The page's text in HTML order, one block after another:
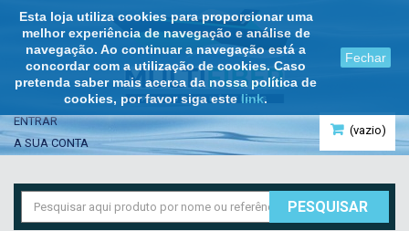
Esta loja utiliza cookies para proporcionar uma
melhor experiência de navegação e análise de
navegação. Ao continuar a navegação está a
concordar com a utilização de cookies. Caso
pretenda saber mais acerca da nossa política de
cookies, por favor siga este link.
Fechar
(vazio)
ENTRAR
A SUA CONTA
PESQUISAR